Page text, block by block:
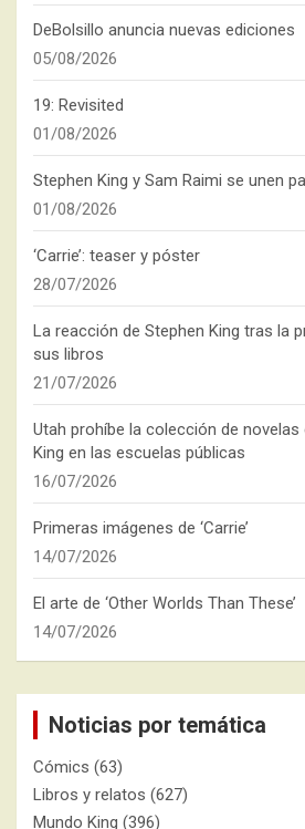
DeBolsillo anuncia nuevas ediciones
05/08/2026
19: Revisited
01/08/2026
Stephen King y Sam Raimi se unen
01/08/2026
‘Carrie’: teaser y póster
28/07/2026
La reacción de Stephen King tras la
sus libros
21/07/2026
Utah prohíbe la colección de
King en las escuelas públicas
16/07/2026
Primeras imágenes de ‘Carrie’
14/07/2026
El arte de ‘Other Worlds Than These’
14/07/2026
Noticias por temática
Cómics (63)
Libros y relatos (627)
Mundo King (396)